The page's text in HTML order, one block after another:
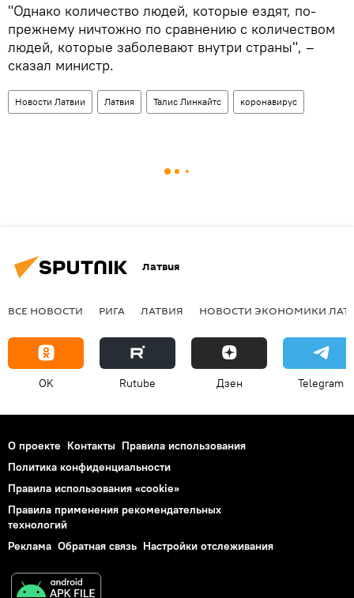
"Однако количество людей, которые ездят, по-
прежнему ничтожно по сравнению с количеством
людей, которые заболевают внутри страны", –
сказал министр.
Новости Латвии Латвия Талис Линкайтс коронавирус
Латвия
ВСЕ НОВОСТИ РИГА ЛАТВИЯ НОВОСТИ ЭКОНОМИКИ
OK Rutube Дзен Telegram
О проекте Контакты Правила использования
Политика конфиденциальности
Правила использования «cookie»
Правила применения рекомендательных
технологий
Реклама Обратная связь Настройки отслеживания